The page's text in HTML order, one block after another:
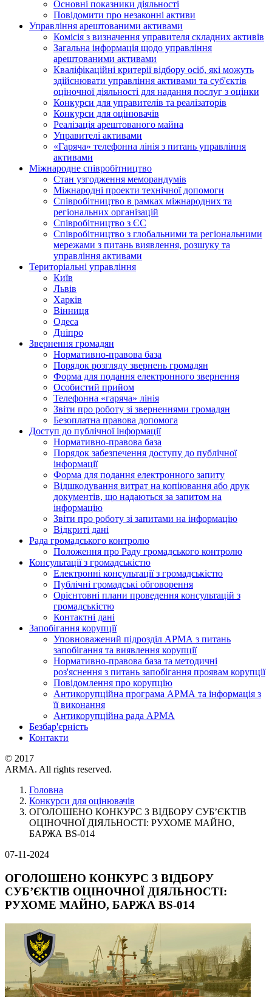
Основні показники діяльності
Повідомити про незаконні активи
Управління арештованими активами
Комісія з визначення управителя складних активів
Загальна інформація щодо управління
арештованими активами
Кваліфікаційні критерії відбору осіб, які можуть
здiйснювати управління активами та суб'єктів
оціночної діяльності для надання послуг з оцінки
Конкурси для управителів та реалізаторів
Конкурси для оцінювачів
Реалізація арештованого майна
Управителі активами
«Гаряча» телефонна лінія з питань управління
активами
Міжнародне співробітництво
Стан узгодження меморандумів
Міжнародні проекти технічної допомоги
Співробітництво в рамках міжнародних та
регіональних організацій
Співробітництво з ЄС
Співробітництво з глобальними та регіональними
мережами з питань виявлення, розшуку та
управління активами
Територіальні управління
Київ
Львів
Харків
Вінниця
Одеса
Дніпро
Звернення громадян
Нормативно-правова база
Порядок розгляду звернень громадян
Форма для подання електронного звернення
Особистий прийом
Телефонна «гаряча» лінія
Звіти про роботу зі зверненнями громадян
Безоплатна правова допомога
Доступ до публічної інформації
Нормативно-правова база
Порядок забезпечення доступу до публічної
інформації
Форма для подання електронного запиту
Відшкодування витрат на копіювання або друк
документів, що надаються за запитом на
інформацію
Звіти про роботу зі запитами на інформацію
Відкриті дані
Рада громадського контролю
Положення про Раду громадського контролю
Консультації з громадськістю
Електронні консультації з громадськістю
Публічні громадські обговорення
Орієнтовні плани проведення консультацій з
громадськістю
Контактні дані
Запобігання корупції
Уповноважений підрозділ АРМА з питань
запобігання та виявлення корупції
Нормативно-правова база та методичні
роз'яснення з питань запобігання проявам корупції
Повідомлення про корупцію
Антикорупційна програма АРМА та інформація з
її виконання
Антикорупційна рада АРМА
Безбар'єрність
Контакти
© 2017
ARMA. All rights reserved.
Головна
Конкурси для оцінювачів
ОГОЛОШЕНО КОНКУРС З ВІДБОРУ СУБ’ЄКТІВ
ОЦІНОЧНОЇ ДІЯЛЬНОСТІ: РУХОМЕ МАЙНО,
БАРЖА BS-014
07-11-2024
ОГОЛОШЕНО КОНКУРС З ВІДБОРУ
СУБ’ЄКТІВ ОЦІНОЧНОЇ ДІЯЛЬНОСТІ:
РУХОМЕ МАЙНО, БАРЖА BS-014